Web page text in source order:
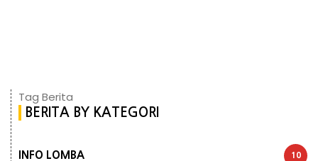
Tag Berita
BERITA BY KATEGORI
INFO LOMBA 10